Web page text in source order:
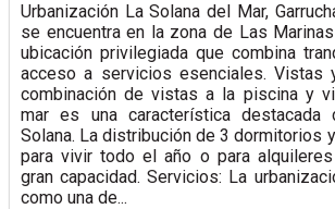
Urbanización La Solana del Mar,
se encuentra en la zona de Las Marinas
ubicación privilegiada que combina
acceso a servicios esenciales. Vistas
combinación de vistas a la piscina y
mar es una característica destacada
Solana. La distribución de 3 dormitorios
para vivir todo el año o para
gran capacidad. Servicios: La
como una de...